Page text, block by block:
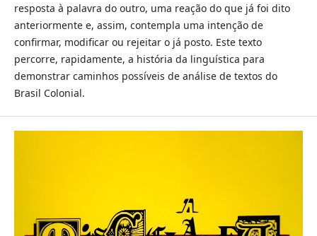
resposta à palavra do outro, uma reação do que já foi dito
anteriormente e, assim, contempla uma intenção de
confirmar, modificar ou rejeitar o já posto. Este texto
percorre, rapidamente, a história da linguística para
demonstrar caminhos possíveis de análise de textos do
Brasil Colonial.